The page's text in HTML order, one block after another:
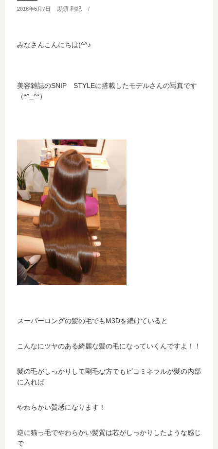
2018年6月7日 黒須 利紀 /
みなさんこんにちは(^^♪
美容雑誌のSNIP STYLEに搭載したモデルさんの写真です
（*^_^*）
スーパーロングの髪の毛でもM3Dを続けていると
こんなにツヤのある綺麗な髪の毛になっていくんですよ！！
髪の毛がしっかりして剛毛な方でもピコミネラルが髪の内部
に入れば
やわらかい質感になります！
逆に猫っ毛でやわらかい髪質は芯がしっかりしたような感じ
で